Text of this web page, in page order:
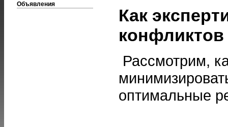
Объявления
Как
Рассмотрим,
оптимальные